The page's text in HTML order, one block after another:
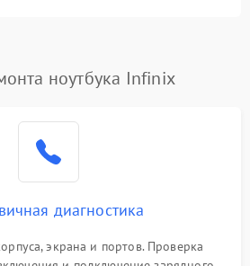
2500 ₽ Подробнее →
2000 ₽
ноутбука Infinix
диагностика
экрана и портов. Проверка